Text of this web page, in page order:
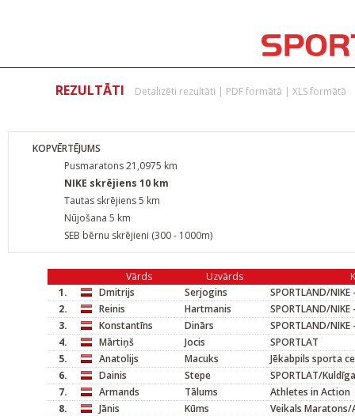
REZULTĀTI Detalizēti rezultāti | PDF formātā | XLS formātā
KOPVĒRTĒJUMS
Pusmaratons 21,0975 km
NIKE skrējiens 10 km
Tautas skrējiens 5 km
Nūjošana 5 km
SEB bērnu skrējieni (300 - 1000m)
Vārds Uzvārds
1.
Dmitrijs Serjogins
SPORTLAND/NIKE
2.
Reinis Hartmanis
SPORTLAND/NIKE
3.
Konstantīns Dinārs
SPORTLAND/NIKE
4.
Mārtiņš Jocis
SPORTLAT
5.
Anatolijs Macuks
Jēkabpils sporta
6.
Dainis Stepe
SPORTLAT/Kuldīga
7.
Armands Tālums
Athletes in Action
8.
Jānis Kūms
Veikals Maratons/